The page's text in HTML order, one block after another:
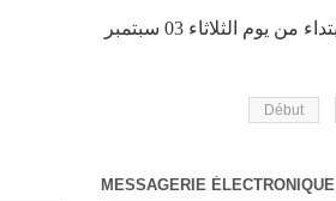
ليكن في علم جميع طلبة جامعة محمد البشير الابراهيمي – برج بوعريريج – أن استئناف الدراسة سيكون ابتداء من يوم الثلاثاء 03 سبتمبر
Début
MESSAGERIE ÉLECTRONIQUE